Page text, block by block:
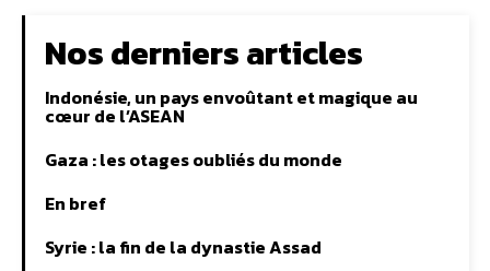
Nos derniers articles
Indonésie, un pays envoûtant et magique au
cœur de l’ASEAN
Gaza : les otages oubliés du monde
En bref
Syrie : la fin de la dynastie Assad